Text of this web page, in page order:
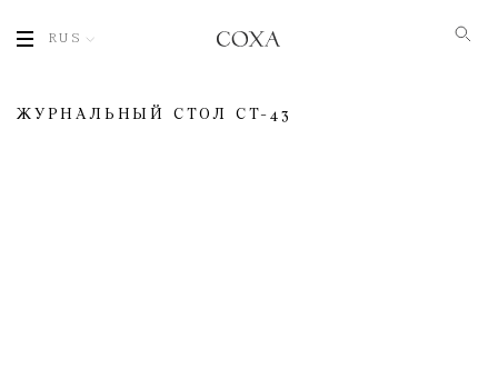
RUS
ЖУРНАЛЬНЫЙ СТОЛ СT-43